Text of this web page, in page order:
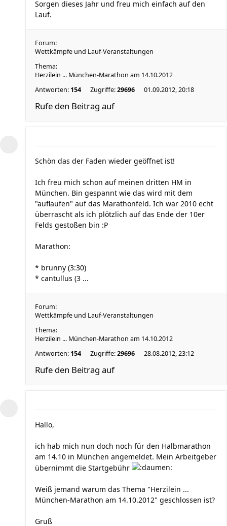
Sorgen dieses Jahr und freu mich einfach auf den
Lauf.
Forum:
Wettkämpfe und Lauf-Veranstaltungen
Thema:
Herzilein ... München-Marathon am 14.10.2012
Antworten: 154 Zugriffe:29696 01.09.2012, 20:18
Rufe den Beitrag auf
Schön das der Faden wieder geöffnet ist!
Ich freu mich schon auf meinen dritten HM in
München. Bin gespannt wie das wird mit dem
"auflaufen" auf das Marathonfeld. Ich war 2010 echt
überrascht als ich plötzlich auf das Ende der 10er
Felds gestoßen bin :P
Marathon:
* brunny (3:30)
* cantullus (3 ...
Forum:
Wettkämpfe und Lauf-Veranstaltungen
Thema:
Herzilein ... München-Marathon am 14.10.2012
Antworten: 154 Zugriffe:29696 28.08.2012, 23:12
Rufe den Beitrag auf
Hallo,
ich hab mich nun doch noch für den Halbmarathon
am 14.10 in München angemeldet. Mein Arbeitgeber
übernimmt die Startgebühr
Weiß jemand warum das Thema "Herzilein ...
München-Marathon am 14.10.2012" geschlossen ist?
Gruß